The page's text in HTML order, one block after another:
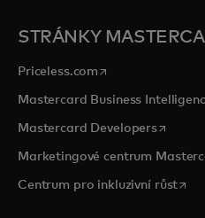
STRÁNKY
Priceless.com opens in a new tab
Mastercard Business
Mastercard Developersopens
Marketingové centrum
Centrum pro inkluzivní růst